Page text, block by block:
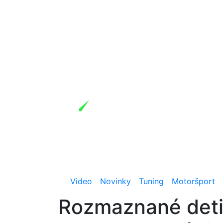
Video Novinky Tuning Motoršport
Rozmaznané